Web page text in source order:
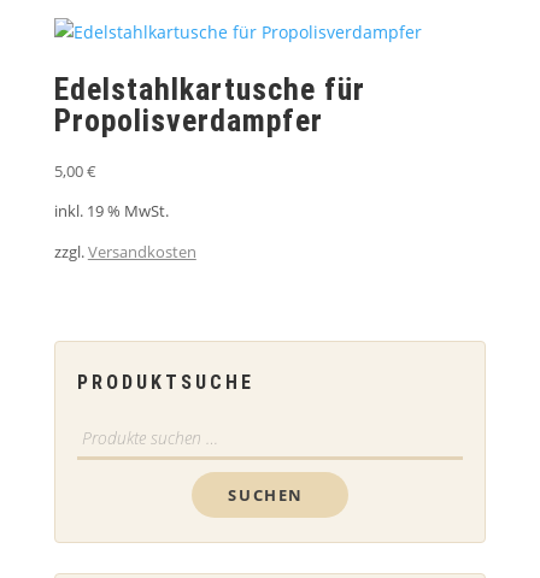
Edelstahlkartusche für
Propolisverdampfer
5,00€
inkl. 19 % MwSt.
zzgl.Versandkosten
PRODUKTSUCHE
Suchen
nach:
SUCHEN